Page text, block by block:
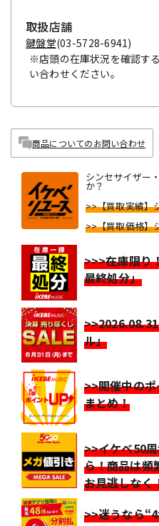
取扱店舗
鍵盤堂(03-5728-6941)
※店頭の在庫状況を確認す
い合わせください。
商品についてのお問い合わせ
シンセサイザー
か？
>>【買取実績】
>>【買取価格】
>>>在庫限り
最終処分」
ル」
>>開催中の
まとめ！
>>イケベ50
ら！商品は頻
お見逃しなく
>>迷うなら